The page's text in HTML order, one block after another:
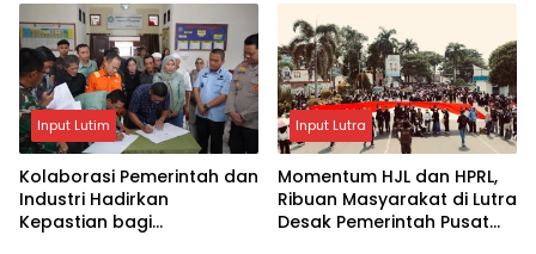
Input Lutim
Kolaborasi Pemerintah dan
Industri Hadirkan
Kepastian bagi
Input Lutra
Momentum HJL dan HPRL,
Ribuan Masyarakat di Lutra
Desak Pemerintah Pusat